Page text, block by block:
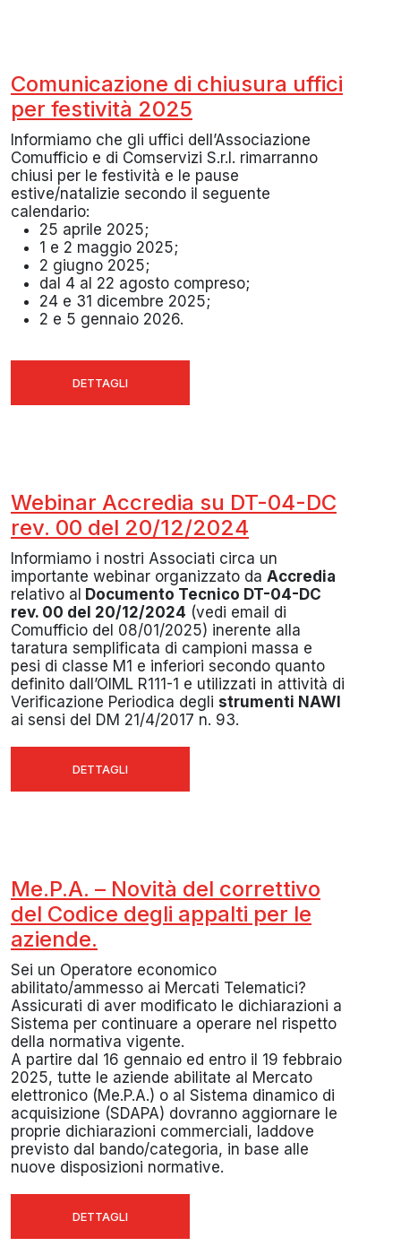
Comunicazione di chiusura uffici
per festività 2025
Informiamo che gli uffici dell’Associazione
Comufficio e di Comservizi S.r.l. rimarranno
chiusi per le festività e le pause
estive/natalizie secondo il seguente
calendario:
25 aprile 2025;
1 e 2 maggio 2025;
2 giugno 2025;
dal 4 al 22 agosto compreso;
24 e 31 dicembre 2025;
2 e 5 gennaio 2026.
DETTAGLI
Webinar Accredia su DT-04-DC
rev. 00 del 20/12/2024
Informiamo i nostri Associati circa un
importante webinar organizzato da Accredia
relativo al Documento Tecnico DT-04-DC
rev. 00 del 20/12/2024 (vedi email di
Comufficio del 08/01/2025) inerente alla
taratura semplificata di campioni massa e
pesi di classe M1 e inferiori secondo quanto
definito dall’OIML R111-1 e utilizzati in attività di
Verificazione Periodica degli strumenti NAWI
ai sensi del DM 21/4/2017 n. 93.
DETTAGLI
Me.P.A. – Novità del correttivo
del Codice degli appalti per le
aziende.
Sei un Operatore economico
abilitato/ammesso ai Mercati Telematici?
Assicurati di aver modificato le dichiarazioni a
Sistema per continuare a operare nel rispetto
della normativa vigente.
A partire dal 16 gennaio ed entro il 19 febbraio
2025, tutte le aziende abilitate al Mercato
elettronico (Me.P.A.) o al Sistema dinamico di
acquisizione (SDAPA) dovranno aggiornare le
proprie dichiarazioni commerciali, laddove
previsto dal bando/categoria, in base alle
nuove disposizioni normative.
DETTAGLI